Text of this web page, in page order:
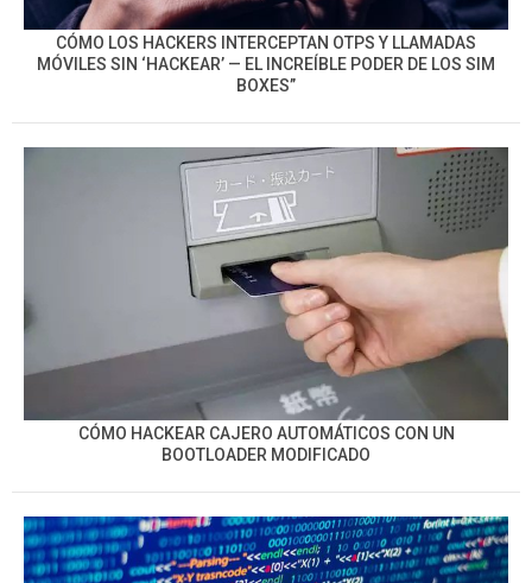
CÓMO LOS HACKERS INTERCEPTAN OTPS Y LLAMADAS
MÓVILES SIN ‘HACKEAR’ — EL INCREÍBLE PODER DE LOS SIM
BOXES”
CÓMO HACKEAR CAJERO AUTOMÁTICOS CON UN
BOOTLOADER MODIFICADO